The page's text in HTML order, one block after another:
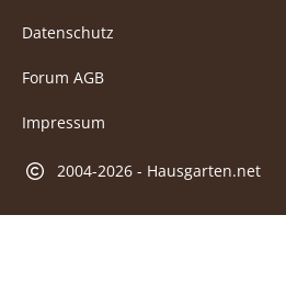
Datenschutz
Forum AGB
Impressum
2004-2026 - Hausgarten.net